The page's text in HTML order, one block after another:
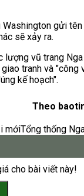
Washington gửi
sẽ xảy ra.
lượng vũ trang
tranh và "công
kế hoạch".
Theo
mớiTổng thống
cho bài viết này!